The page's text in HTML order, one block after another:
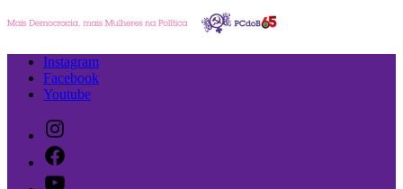
para
Instagram
Facebook
Youtube
Instagram
Facebook
Youtube